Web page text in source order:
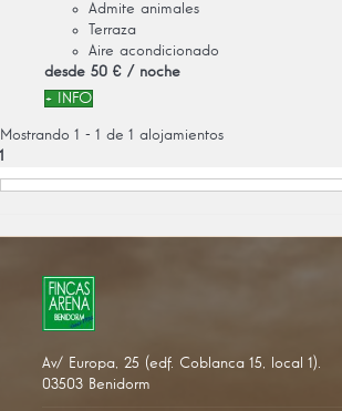
Admite animales
Terraza
Aire acondicionado
desde 50 € / noche
+ INFO
Mostrando 1 - 1 de 1 alojamientos
1
Av/ Europa, 25 (edf. Coblanca 15, local 1).
03503 Benidorm